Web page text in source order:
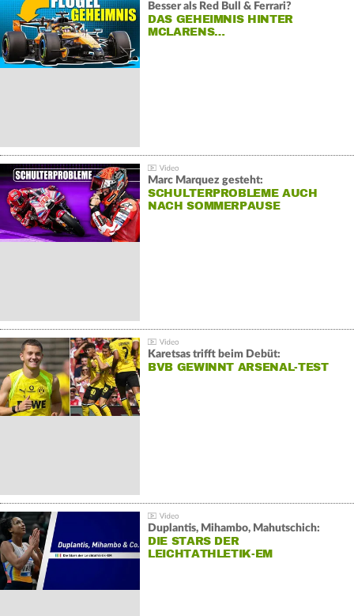
Besser als Red Bull & Ferrari?
DAS GEHEIMNIS HINTER
MCLARENS…
Marc Marquez gesteht:
SCHULTERPROBLEME AUCH
NACH SOMMERPAUSE
Karetsas trifft beim Debüt:
BVB GEWINNT ARSENAL-TEST
Duplantis, Mihambo, Mahutschich:
DIE STARS DER
LEICHTATHLETIK-EM